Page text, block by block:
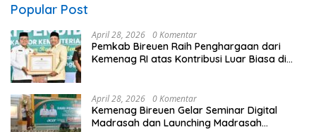
Popular Post
April 28, 2026 0 Komentar
Pemkab Bireuen Raih Penghargaan dari
Kemenag RI atas Kontribusi Luar Biasa di
April 28, 2026 0 Komentar
Kemenag Bireuen Gelar Seminar Digital
Madrasah dan Launching Madrasah